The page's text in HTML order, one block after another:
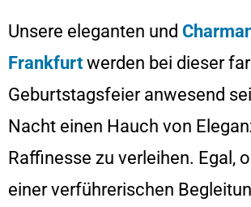
Unsere eleganten und
Frankfurt werden bei dieser
Geburtstagsfeier anwesend
Nacht einen Hauch von
Raffinesse zu verleihen. Egal,
einer verführerischen